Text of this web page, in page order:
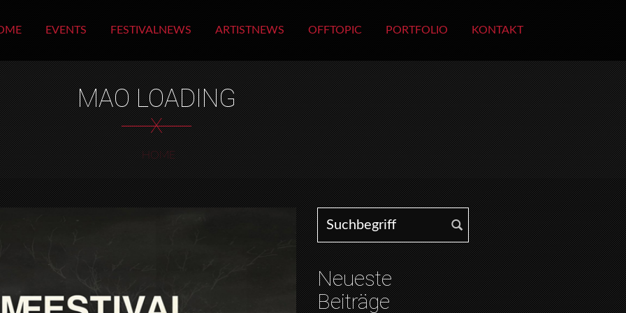
EVENTS FESTIVALNEWS ARTISTNEWS OFFTOPIC PORTFOLIO KONTAKT
MAO LOADING
X
HOME
Search for:
Neueste
Beiträge